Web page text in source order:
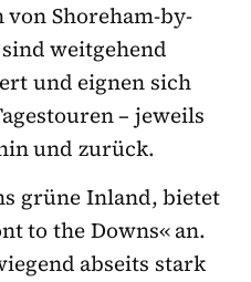
von Shoreham-by-
weitgehend
und eignen sich
– jeweils
und zurück.
grüne Inland, bietet
to the Downs« an.
abseits stark